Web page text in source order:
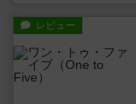
レビュー